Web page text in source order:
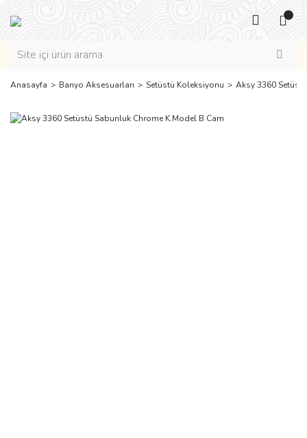
Anasayfa Banyo Aksesuarları Setüstü Koleksiyonu Aksy 3360